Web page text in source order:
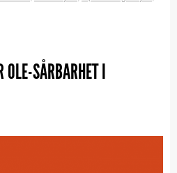
OLE-SÅRBARHET I